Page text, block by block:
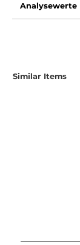
Analysewerte
Produktgalerie
Similar Items